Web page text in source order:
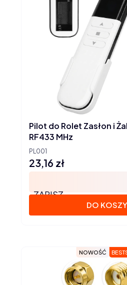
PL001
Pilot do Rolet Zasłon i
RF433 MHz
Cena
23,16 zł
ZAPISZ
DO
NOWOŚĆ